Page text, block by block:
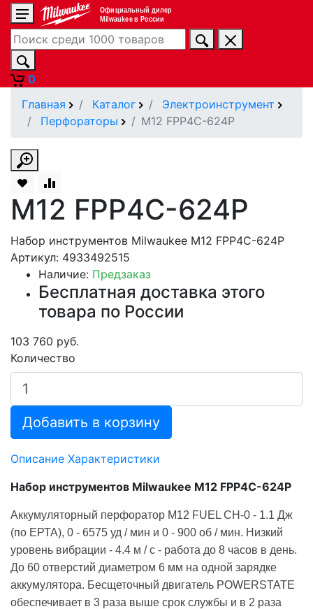
Официальный дилер
Milwaukee в России
0
Главная
Каталог
Электроинструмент
Перфораторы
M12 FPP4C-624P
M12 FPP4C-624P
Набор инструментов Milwaukee M12 FPP4C-624P
Артикул: 4933492515
Наличие: Предзаказ
Бесплатная доставка этого
товара по России
103 760 руб.
Количество
Добавить в корзину
Описание Характеристики
Набор инструментов Milwaukee M12 FPP4C-624P
Аккумуляторный перфоратор M12 FUEL CH-0 - 1.1 Дж
(по ЕРТА), 0 - 6575 уд / мин и 0 - 900 об / мин. Низкий
уровень вибрации - 4.4 м / с - работа до 8 часов в день.
До 60 отверстий диаметром 6 мм на одной зарядке
аккумулятора. Бесщеточный двигатель POWERSTATE
обеспечивает в 3 раза выше срок службы и в 2 раза